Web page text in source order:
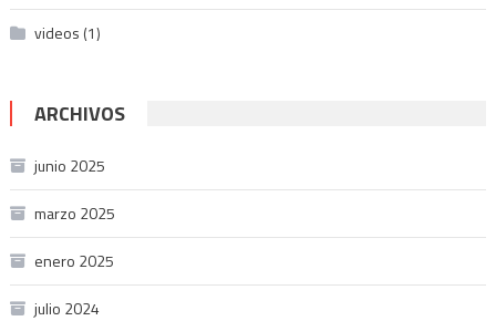
videos (1)
ARCHIVOS
junio 2025
marzo 2025
enero 2025
julio 2024